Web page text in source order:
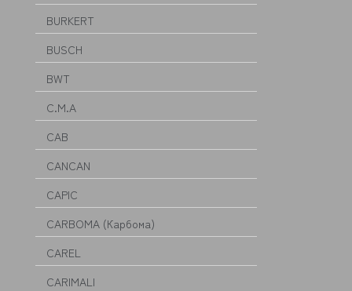
BURKERT
BUSCH
BWT
C.M.A
CAB
CANCAN
CAPIC
CARBOMA (Карбома)
CAREL
CARIMALI